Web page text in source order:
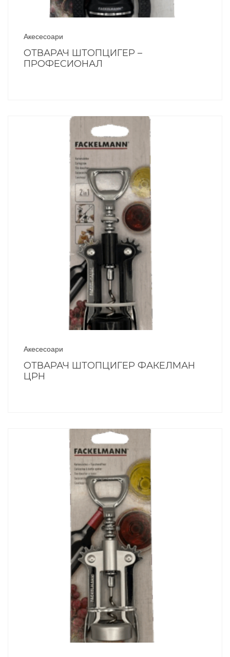
Акесесоари
ОТВАРАЧ ШТОПЦИГЕР –
ПРОФЕСИОНАЛ
Акесесоари
ОТВАРАЧ ШТОПЦИГЕР ФАКЕЛМАН
ЦРН